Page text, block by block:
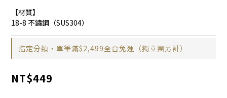
【材質】
18-8 不鏽鋼（SUS304）
指定分類，單筆滿$2,499全台免運（獨立團另計）
NT$449